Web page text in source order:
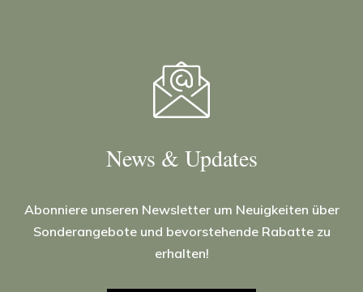
News & Updates
Abonniere unseren Newsletter um Neuigkeiten über
Sonderangebote und bevorstehende Rabatte zu
erhalten!